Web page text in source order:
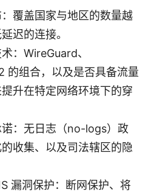
覆盖国家与地区的数量越
迟的连接。
：WireGuard、
的组合，以及是否具备流量
升在特定网络环境下的穿
诺：无日志（no-logs）政
收集、以及司法辖区的隐
漏洞保护：断网保护、将